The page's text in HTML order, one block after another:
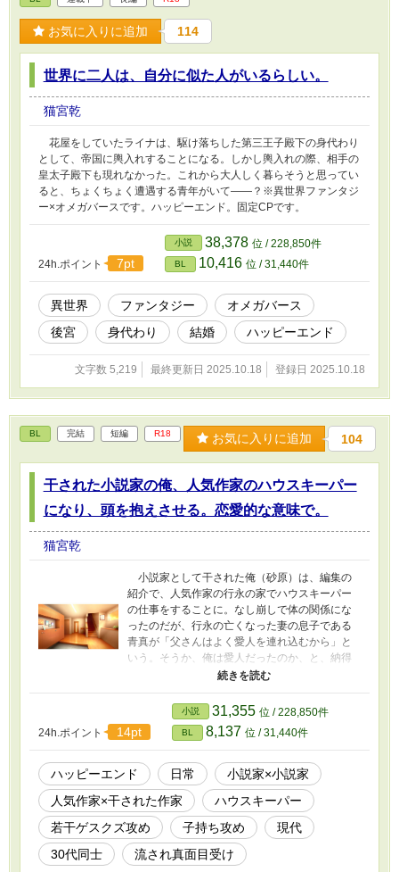
お気に入りに追加 114
世界に二人は、自分に似た人がいるらしい。
猫宮乾
花屋をしていたライナは、駆け落ちした第三王子殿下の身代わり
として、帝国に輿入れすることになる。しかし輿入れの際、相手の
皇太子殿下も現れなかった。これから大人しく暮らそうと思ってい
ると、ちょくちょく遭遇する青年がいて――？※異世界ファンタジ
ー×オメガバースです。ハッピーエンド。固定CPです。
24h.ポイント 7pt
小説 38,378 位 / 228,850件
BL 10,416 位 / 31,440件
異世界 ファンタジー
オメガバース
後宮
身代わり 結婚 ハッピーエンド
文字数 5,219 最終更新日 2025.10.18 登録日 2025.10.18
BL 完結 短編 R18 お気に入りに追加 104
干された小説家の俺、人気作家のハウスキーパー
になり、頭を抱えさせる。恋愛的な意味で。
猫宮乾
小説家として干された俺（砂原）は、編集の
紹介で、人気作家の行永の家でハウスキーパー
の仕事をすることに。なし崩しで体の関係にな
ったのだが、行永の亡くなった妻の息子である
青真が「父さんはよく愛人を連れ込むから」と
いう。そうか、俺は愛人だったのか、と、納得
する。※若干ゲスクズチャラ男よりの攻めが、
流されやすいけれど肝心なところでは流されな
い真面目な受けに、愛情を信じてもらえず頭を
抱えるお話です。
24h.ポイント
14pt
小説 31,355 位 / 228,850件
BL 8,137 位 / 31,440件
ハッピーエンド 日常
小説家×小説家
人気作家×干された作家
ハウスキーパー
若干ゲスクズ攻め
子持ち攻め
現代
30代同士
流され真面目受け